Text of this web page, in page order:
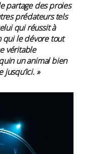
partage des proies
prédateurs tels
qui réussit à
qui le dévore tout
véritable
un animal bien
jusqu’ici. »